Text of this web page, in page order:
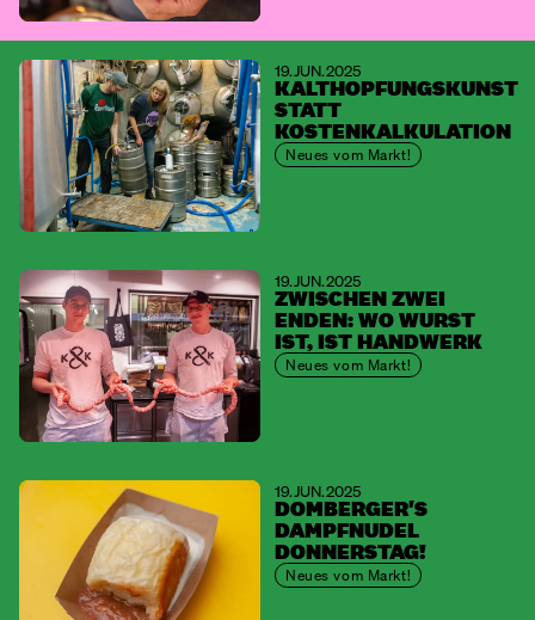
19. JUN. 2025
KALTHOPFUNGSKUNST
STATT
KOSTENKALKULATION
Neues vom Markt!
19. JUN. 2025
ZWISCHEN ZWEI
ENDEN: WO WURST
IST, IST HANDWERK
Neues vom Markt!
19. JUN. 2025
DOMBERGER'S
DAMPFNUDEL
DONNERSTAG!
Neues vom Markt!